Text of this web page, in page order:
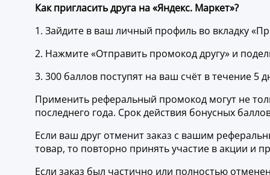
Как пригласить друга на «Яндекс. Маркет»?
1. Зайдите в ваш личный профиль во вкладку
2. Нажмите «Отправить промокод другу» и
3. 300 баллов поступят на ваш счёт в течение 5
Применить реферальный промокод могут не
последнего года. Срок действия бонусных
Если ваш друг отменит заказ с вашим
товар, то повторно принять участие в акции и
Если заказ был частично или полностью